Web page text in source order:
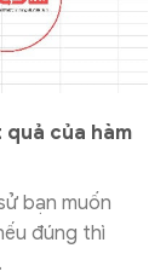
quả của hàm
bạn muốn
đúng thì